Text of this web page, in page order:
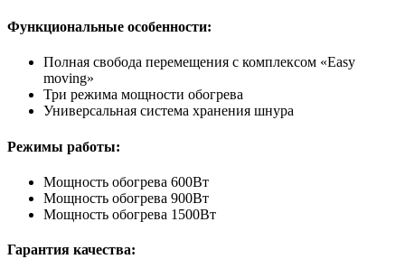
Функциональные особенности:
Полная свобода перемещения с комплексом «Easy
moving»
Три режима мощности обогрева
Универсальная система хранения шнура
Режимы работы:
Мощность обогрева 600Вт
Мощность обогрева 900Вт
Мощность обогрева 1500Вт
Гарантия качества: